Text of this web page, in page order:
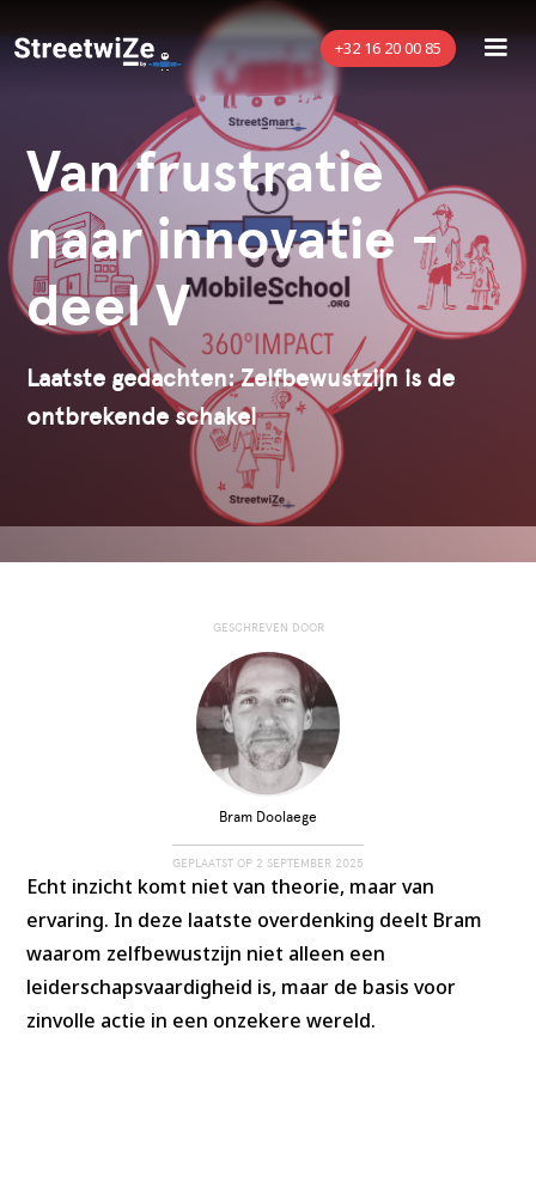
+32 16 20 00 85
Van frustratie
naar innovatie -
deel V
Laatste gedachten: Zelfbewustzijn is de
ontbrekende schakel
GESCHREVEN DOOR
Bram Doolaege
GEPLAATST OP 2 SEPTEMBER 2025
Echt inzicht komt niet van theorie, maar van
ervaring. In deze laatste overdenking deelt Bram
waarom zelfbewustzijn niet alleen een
leiderschapsvaardigheid is, maar de basis voor
zinvolle actie in een onzekere wereld.